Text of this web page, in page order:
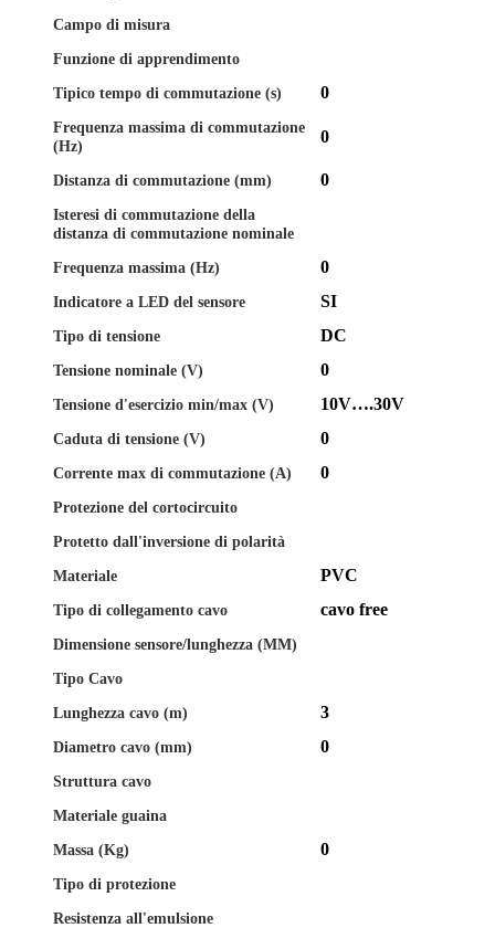
Campo di misura
Funzione di apprendimento
Tipico tempo di commutazione (s)
0
Frequenza massima di commutazione
(Hz)
0
Distanza di commutazione (mm) 0
Isteresi di commutazione della
distanza di commutazione nominale
Frequenza massima (Hz)
0
Indicatore a LED del sensore SI
Tipo di tensione DC
Tensione nominale (V) 0
Tensione d'esercizio min/max (V) 10V….30V
Caduta di tensione (V) 0
Corrente max di commutazione (A) 0
Protezione del cortocircuito
Protetto dall'inversione di polarità
Materiale
PVC
Tipo di collegamento cavo cavo free
Dimensione sensore/lunghezza (MM)
Tipo Cavo
Lunghezza cavo (m)
3
Diametro cavo (mm) 0
Struttura cavo
Materiale guaina
Massa (Kg)
0
Tipo di protezione
Resistenza all'emulsione